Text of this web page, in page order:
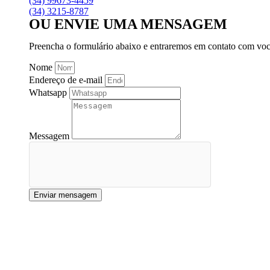
(34) 3215-8787
OU ENVIE UMA MENSAGEM
Preencha o formulário abaixo e entraremos em contato com
Nome
Endereço de e-mail
Whatsapp
Messagem
Enviar mensagem